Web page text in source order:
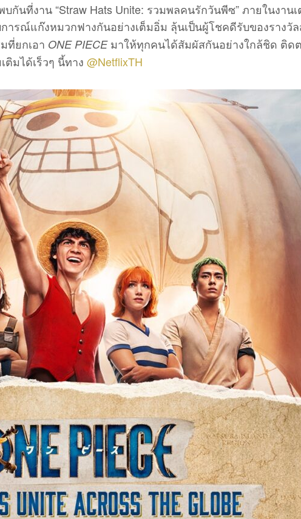
นที่งาน “Straw Hats Unite: รวมพลคนรักวันพีซ” ภายในงาน
ารณ์แก๊งหมวกฟางกันอย่างเต็มอิ่ม ลุ้นเป็นผู้โชคดีรับของรางวั
ที่ยกเอา ONE PIECEมาให้ทุกคนได้สัมผัสกันอย่างใกล้ชิด ติด
ติมได้เร็วๆ นี้ทาง @NetflixTH